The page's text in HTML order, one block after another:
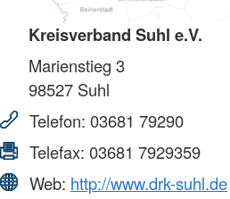
Kreisverband Suhl e.V.
Marienstieg 3
98527 Suhl
Telefon: 03681 79290
Telefax: 03681 7929359
Web: http://www.drk-suhl.de